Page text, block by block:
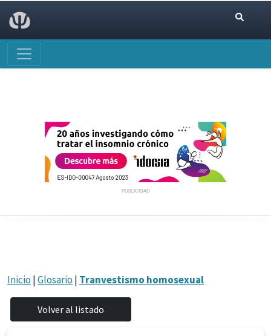
PUBLICIDAD
Inicio |Glosario | Tranvestismo homosexual